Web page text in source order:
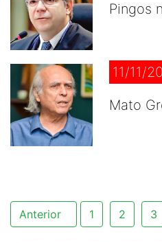
Pingos
11/11/
Mato
Anterior 1 2 3